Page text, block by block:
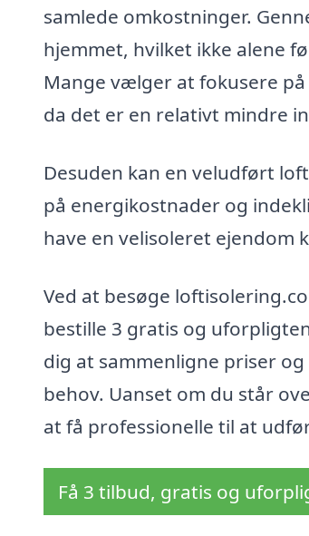
samlede omkostninger.
hjemmet, hvilket ikke alene
Mange vælger at fokusere
da det er en relativt mindre
Desuden kan en veludført
på energikostnader og
have en velisoleret ejendom
Ved at besøge
bestille 3 gratis og
dig at sammenligne priser
behov. Uanset om du står
at få professionelle til at
Få 3 tilbud, gratis og